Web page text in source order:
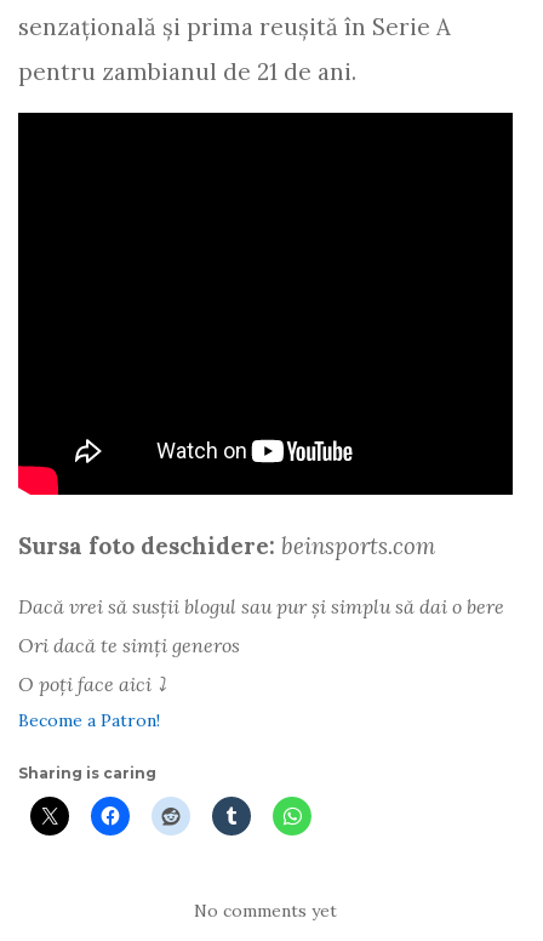
senzațională și prima reușită în Serie A
pentru zambianul de 21 de ani.
Sursa foto deschidere: beinsports.com
Dacă vrei să susții blogul sau pur și simplu să dai o bere
Ori dacă te simți generos
O poți face aici ⤵
Become a Patron!
Sharing is caring
No comments yet